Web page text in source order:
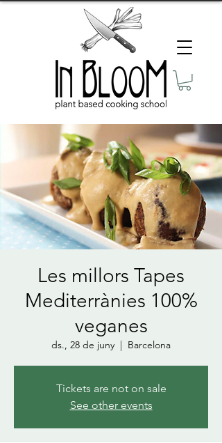
Les millors Tapes
Mediterrànies 100%
veganes
ds., 28 de juny
  |
Barcelona
Tickets are not on sale
See other events